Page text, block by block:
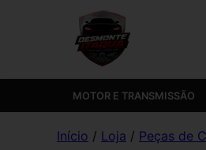
MOTOR E TRANSMISSÃO
Início / Loja / Peças de